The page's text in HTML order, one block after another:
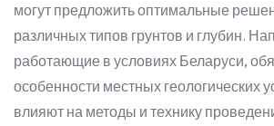
могут предложить оптимальные
различных типов грунтов и глубин.
работающие в условиях Беларуси,
особенности местных геологических
влияют на методы и технику